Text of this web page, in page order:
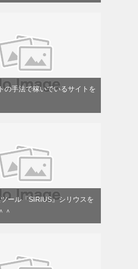
の手法で稼いでいるサイトを
ール『SIRIUS』シリウスを
＾